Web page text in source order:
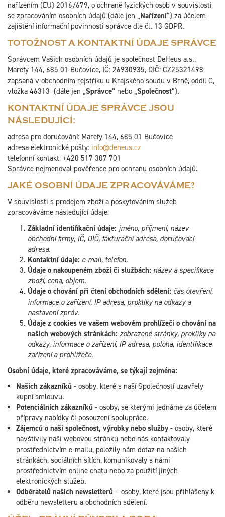
nařízením (EU) 2016/679, o ochraně fyzických osob v souvislosti
se zpracováním osobních údajů (dále jen „Nařízení“) za účelem
zajištění informační povinnosti správce dle čl. 13 GDPR.
TOTOŽNOST A KONTAKTNÍ ÚDAJE SPRÁVCE
Správcem Vašich osobních údajů je společnost DeHeus a.s.,
Marefy 144, 685 01 Bučovice, IČ: 26930935, DIČ: CZ25321498
zapsaná v obchodním rejstříku u Krajského soudu v Brně, oddíl C,
vložka 46313 (dále jen „Správce“ nebo „Společnost“).
KONTAKTNÍ ÚDAJE SPRÁVCE JSOU
NÁSLEDUJÍCÍ:
adresa pro doručování: Marefy 144, 685 01 Bučovice
adresa elektronické pošty: info@deheus.cz
telefonní kontakt: +420 517 307 701
Správce nejmenoval pověřence pro ochranu osobních údajů.
JAKÉ OSOBNÍ ÚDAJE ZPRACOVÁVÁME?
V souvislosti s prodejem zboží a poskytováním služeb
zpracováváme následující údaje:
Základní identifikační údaje: jméno, příjmení, název
obchodní firmy, IČ, DIČ, fakturační adresa, doručovací
adresa.
Kontaktní údaje: e-mail, telefon.
Údaje o nakoupeném zboží či službách: název a specifikace
zboží, cena, objem.
Údaje o chování při čtení obchodních sdělení: čas otevření,
informace o zařízení, IP adresa, prokliky na odkazy a
nastavení zpráv.
Údaje z cookies ve vašem webovém prohlížeči o chování na
našich webových stránkách: zobrazené stránky, prokliky na
odkazy, informace o zařízení, IP adresa, poloha, identifikace
zařízení a prohlížeče.
Osobní údaje, které zpracováváme, se týkají zejména:
Našich zákazníků - osoby, které s naší Společností uzavřely
kupní smlouvu.
Potenciálních zákazníků - osoby, se kterými jednáme za účelem
přípravy nabídky či posouzení spolupráce.
Zájemců o naši společnost, výrobky nebo služby - osoby, které
navštívily naši webovou stránku nebo nás kontaktovaly
prostřednictvím e-mailu, položily nám dotaz na našich
stránkách, sociálních sítích, komunikovaly s námi
prostřednictvím online chatu nebo za použití jiných
elektronických služeb.
Odběratelů našich newsletterů – osoby, které jsou přihlášeny k
odběru newsletteru a obchodních sdělení.